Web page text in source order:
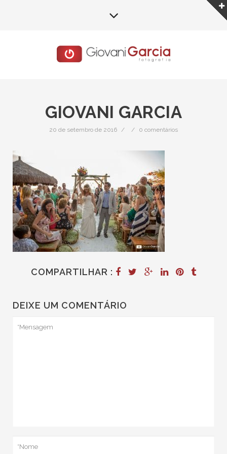
GIOVANI GARCIA
20 de setembro de 2016 / / 0 comentários
COMPARTILHAR :
DEIXE UM COMENTÁRIO